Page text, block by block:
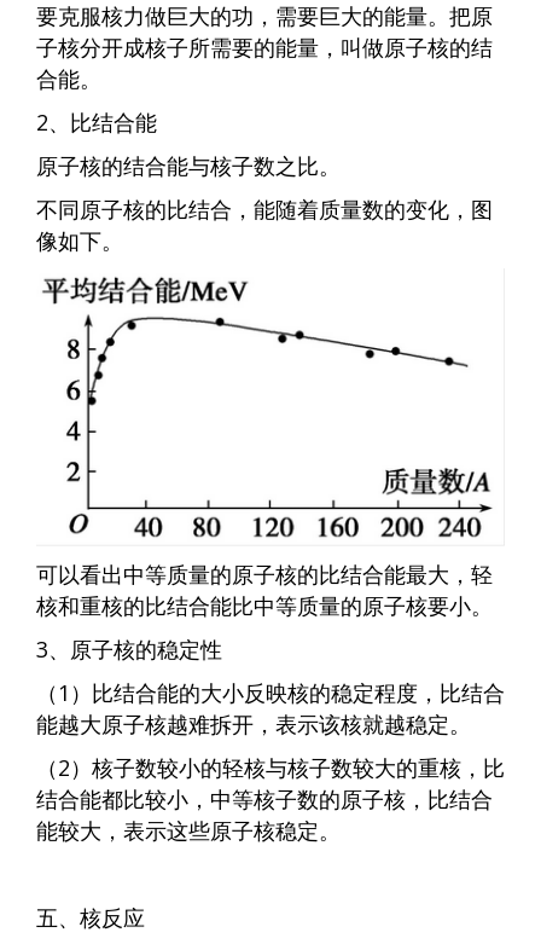
要克服核力做巨大的功，需要巨大的能量。把原
子核分开成核子所需要的能量，叫做原子核的结
合能。
2、比结合能
原子核的结合能与核子数之比。
不同原子核的比结合，能随着质量数的变化，图
像如下。
可以看出中等质量的原子核的比结合能最大，轻
核和重核的比结合能比中等质量的原子核要小。
3、原子核的稳定性
（1）比结合能的大小反映核的稳定程度，比结合
能越大原子核越难拆开，表示该核就越稳定。
（2）核子数较小的轻核与核子数较大的重核，比
结合能都比较小，中等核子数的原子核，比结合
能较大，表示这些原子核稳定。
五、核反应